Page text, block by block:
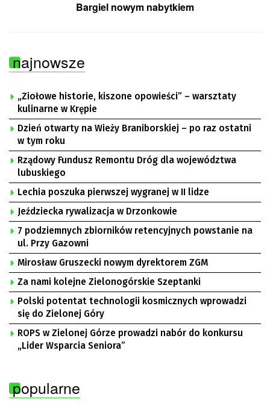
Bargiel nowym nabytkiem
najnowsze
„Ziołowe historie, kiszone opowieści” – warsztaty
kulinarne w Krępie
Dzień otwarty na Wieży Braniborskiej – po raz ostatni
w tym roku
Rządowy Fundusz Remontu Dróg dla województwa
lubuskiego
Lechia poszuka pierwszej wygranej w II lidze
Jeździecka rywalizacja w Drzonkowie
7 podziemnych zbiorników retencyjnych powstanie na
ul. Przy Gazowni
Mirosław Gruszecki nowym dyrektorem ZGM
Za nami kolejne Zielonogórskie Szeptanki
Polski potentat technologii kosmicznych wprowadzi
się do Zielonej Góry
ROPS w Zielonej Górze prowadzi nabór do konkursu
„Lider Wsparcia Seniora”
popularne